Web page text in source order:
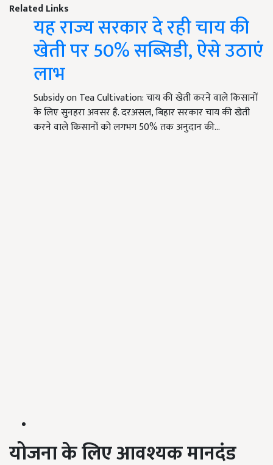
Related Links
यह राज्य सरकार दे रही चाय की
खेती पर 50% सब्सिडी, ऐसे उठाएं
लाभ
Subsidy on Tea Cultivation: चाय की खेती करने वाले किसानों
के लिए सुनहरा अवसर है. दरअसल, बिहार सरकार चाय की खेती
करने वाले किसानों को लगभग 50% तक अनुदान की…
योजना के लिए आवश्यक मानदंड